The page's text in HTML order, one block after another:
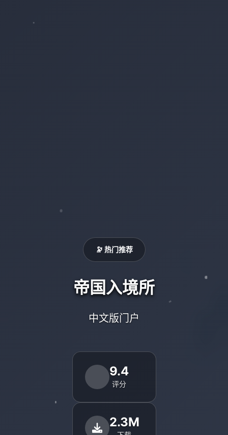
🔭 热门推荐
帝国入境所
中文版门户
9.4
评分
2.3M